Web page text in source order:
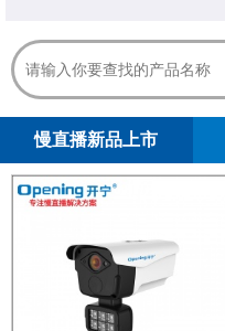
慢直播新品上市